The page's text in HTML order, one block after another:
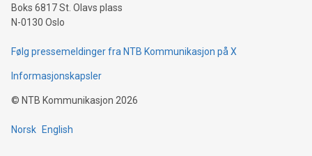
Boks 6817 St. Olavs plass
N-0130 Oslo
Følg pressemeldinger fra NTB Kommunikasjon på X
Informasjonskapsler
© NTB Kommunikasjon 2026
Norsk English